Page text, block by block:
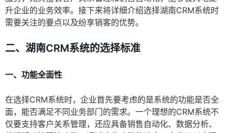
升企业的业务效率。接下来将详细介绍选择湖南CRM系统时
需要关注的要点以及纷享销客的优势。
二、湖南CRM系统的选择标准
一、功能全面性
在选择CRM系统时，企业首先要考虑的是系统的功能是否全
面，能否满足不同业务部门的需求。一个理想的CRM系统不
仅要支持客户关系管理，还应具备销售自动化、数据分析、